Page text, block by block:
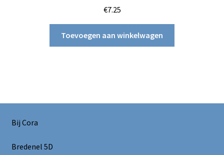
€7.25
Toevoegen aan winkelwagen
Bij Cora
Bredenel 5D